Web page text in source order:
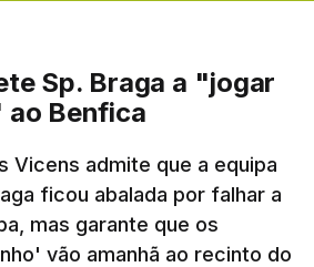
Sp.
Sp. Braga a "jogar
ao Benfica
Vicens admite que a equipa
ficou abalada por falhar a
mas garante que os
vão amanhã ao recinto do